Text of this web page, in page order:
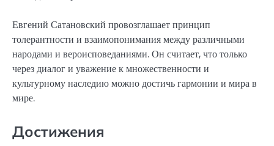
Евгений Сатановский провозглашает принцип
толерантности и взаимопонимания между различными
народами и вероисповеданиями. Он считает, что только
через диалог и уважение к множественности и
культурному наследию можно достичь гармонии и мира в
мире.
Достижения